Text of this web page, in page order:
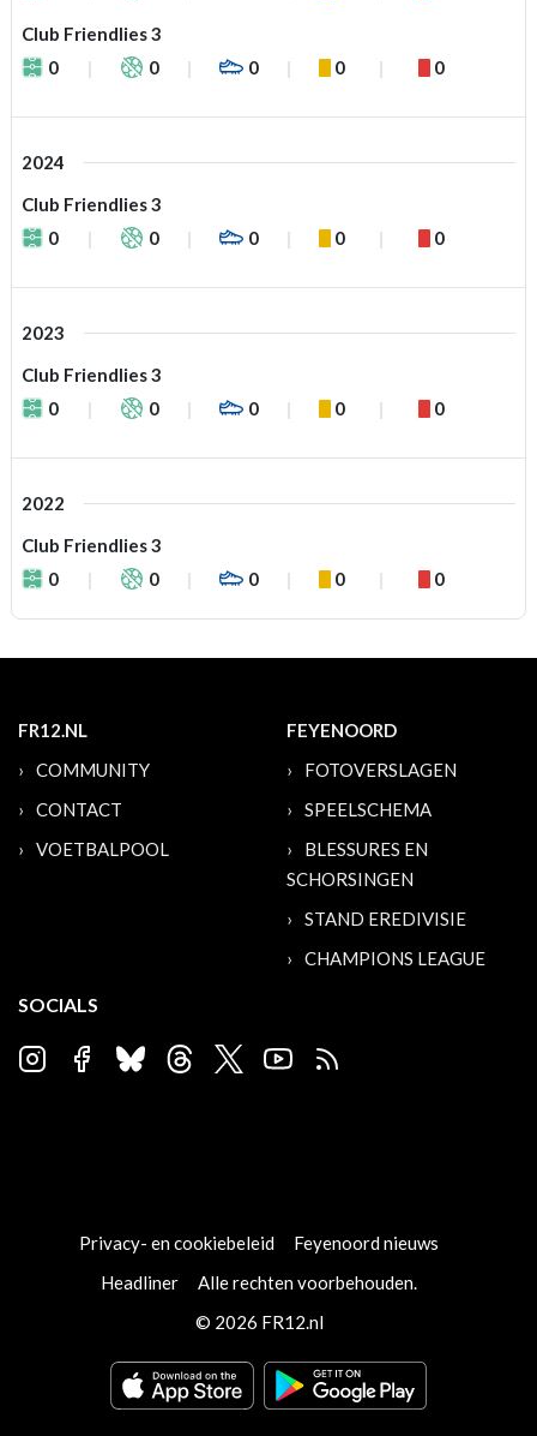
Club Friendlies 3
0
0 0 0 0
2024
Club Friendlies 3
0
0 0 0 0
2023
Club Friendlies 3
0
0 0 0 0
2022
Club Friendlies 3
0
0 0 0 0
FR12.NL
COMMUNITY
CONTACT
VOETBALPOOL
FEYENOORD
FOTOVERSLAGEN
SPEELSCHEMA
BLESSURES EN
SCHORSINGEN
STAND EREDIVISIE
CHAMPIONS LEAGUE
SOCIALS
Privacy- en cookiebeleid
Feyenoord nieuws
Headliner
Alle rechten voorbehouden.
© 2026 FR12.nl